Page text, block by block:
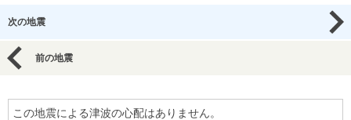
次の地震
前の地震
この地震による津波の心配はありません。